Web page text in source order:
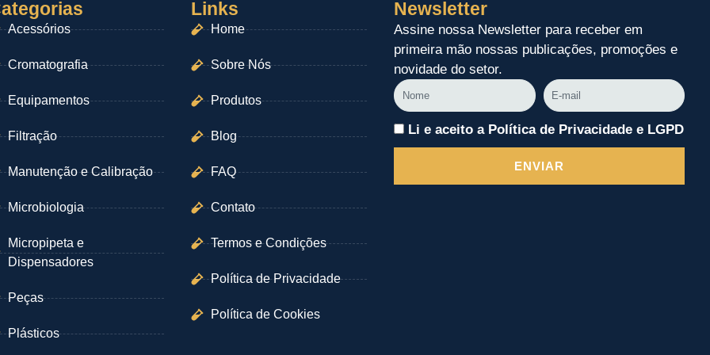
Acessórios
Cromatografia
Equipamentos
Filtração
Manutenção e Calibração
Microbiologia
Micropipeta e
Dispensadores
Peças
Plásticos
Links
Home
Sobre Nós
Produtos
Blog
FAQ
Contato
Termos e Condições
Política de Privacidade
Política de Cookies
Newsletter
Assine nossa Newsletter para receber em
primeira mão nossas publicações, promoções e
novidade do setor.
Nome
E-
mail
Li e aceito a Política de Privacidade e LGPD
ENVIAR